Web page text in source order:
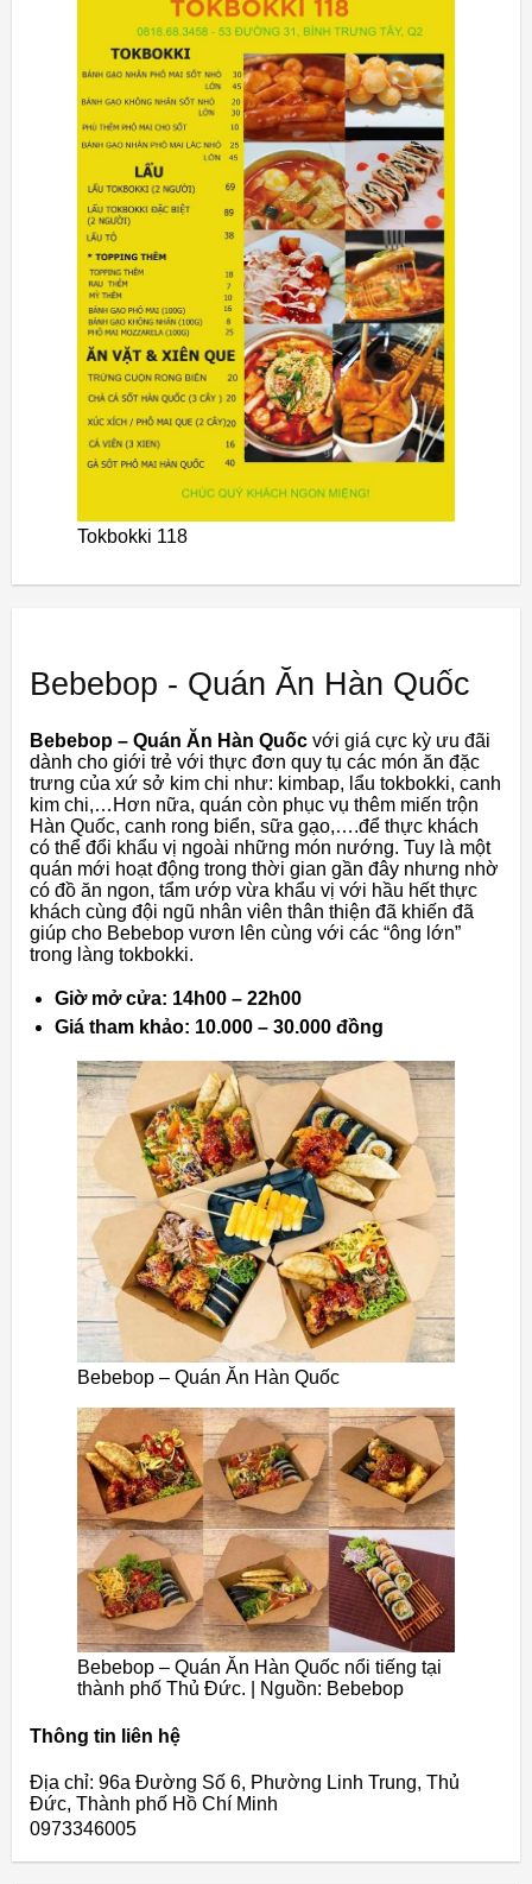
Tokbokki 118
Bebebop - Quán Ăn Hàn Quốc
Bebebop – Quán Ăn Hàn Quốc với giá cực kỳ ưu đãi
dành cho giới trẻ với thực đơn quy tụ các món ăn đặc
trưng của xứ sở kim chi như: kimbap, lẩu tokbokki, canh
kim chi,…Hơn nữa, quán còn phục vụ thêm miến trộn
Hàn Quốc, canh rong biển, sữa gạo,….để thực khách
có thể đổi khẩu vị ngoài những món nướng. Tuy là một
quán mới hoạt động trong thời gian gần đây nhưng nhờ
có đồ ăn ngon, tẩm ướp vừa khẩu vị với hầu hết thực
khách cùng đội ngũ nhân viên thân thiện đã khiến đã
giúp cho Bebebop vươn lên cùng với các “ông lớn”
trong làng tokbokki.
Giờ mở cửa: 14h00 – 22h00
Giá tham khảo: 10.000 – 30.000 đồng
Bebebop – Quán Ăn Hàn Quốc
Bebebop – Quán Ăn Hàn Quốc nổi tiếng tại
thành phố Thủ Đức. | Nguồn: Bebebop
Thông tin liên hệ
Địa chỉ: 96a Đường Số 6, Phường Linh Trung, Thủ
Đức, Thành phố Hồ Chí Minh
0973346005